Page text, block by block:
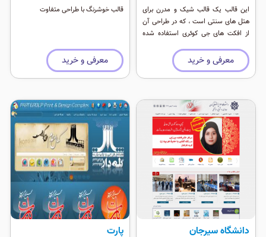
این قالب یک قالب شیک و مدرن برای
هتل های سنتی است ، که در طراحی آن
از افکت های جی کوئری استفاده شده
زیادی دارد و برای هتل داری ، بیمارستان و
اماکن تفریحی کاربرد دارد.
معرفی و خرید
قالب خوشرنگ با طراحی متفاوت
معرفی و خرید
دانشگاه سیرجان پارت